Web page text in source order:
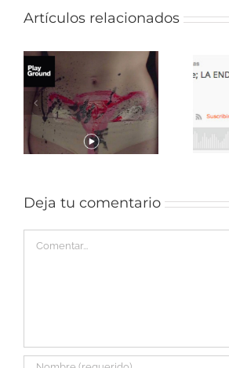
Artículos relacionados
La
endometriosis
y el silencio de
las
Deja tu comentario
Comentar